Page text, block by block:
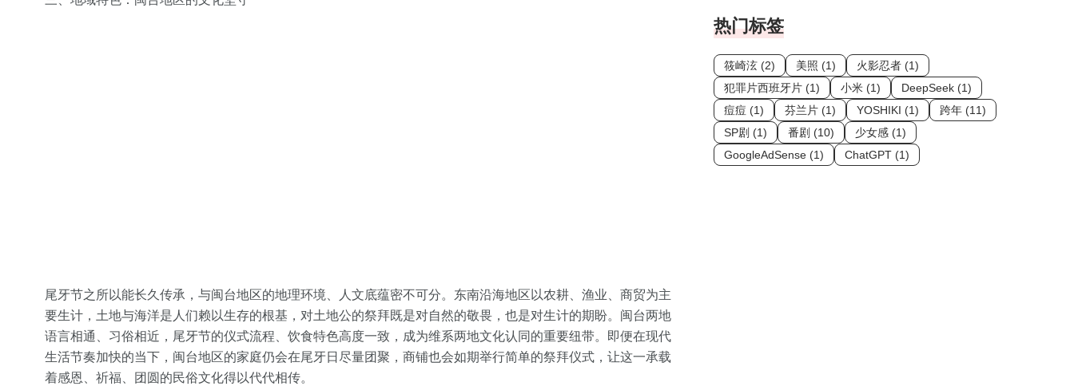
尾牙节之所以能长久传承，与闽台地区的地理环境、人文底蕴密不可分。东南沿海地区以农耕、渔业、商贸为主
要生计，土地与海洋是人们赖以生存的根基，对土地公的祭拜既是对自然的敬畏，也是对生计的期盼。闽台两地
语言相通、习俗相近，尾牙节的仪式流程、饮食特色高度一致，成为维系两地文化认同的重要纽带。即便在现代
生活节奏加快的当下，闽台地区的家庭仍会在尾牙日尽量团聚，商铺也会如期举行简单的祭拜仪式，让这一承载
着感恩、祈福、团圆的民俗文化得以代代相传。
热门标签
筱崎泫 (2) 美照 (1)
火影忍者 (1)
犯罪片西班牙片 (1)
小米 (1)
DeepSeek (1)
痘痘 (1)
芬兰片 (1) YOSHIKI (1)
跨年 (11)
SP剧 (1)
番剧 (10)
少女感 (1)
GoogleAdSense (1)
ChatGPT (1)